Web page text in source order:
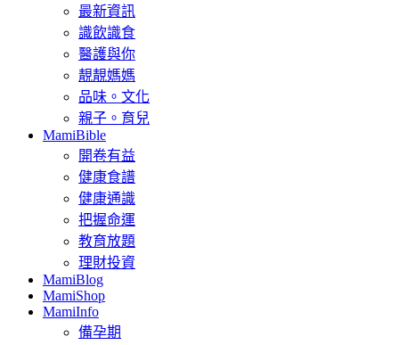
最新資訊
識飲識食
醫護與你
靚靚媽媽
品味。文化
親子。育兒
MamiBible
開卷有益
健康食譜
健康通識
把握命運
教育放題
理財投資
MamiBlog
MamiShop
MamiInfo
備孕期